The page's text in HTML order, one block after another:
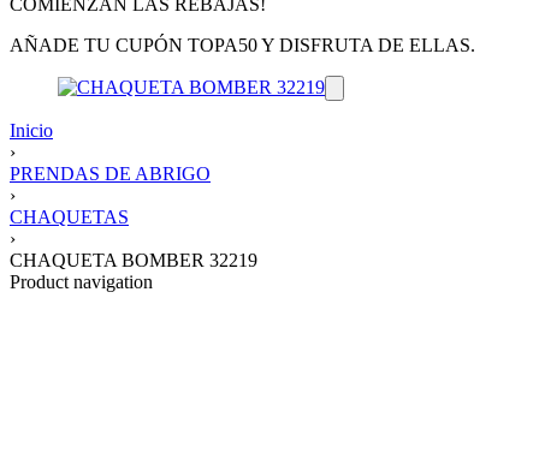
AÑADE TU CUPÓN TOPA50 Y DISFRUTA DE ELLAS.
Inicio
›
PRENDAS DE ABRIGO
›
CHAQUETAS
›
CHAQUETA BOMBER 32219
Product navigation